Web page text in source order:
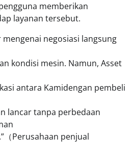
memberikan
layanan tersebut.
negosiasi langsung
kondisi mesin. Namun, Asset
antara Kamidengan pembeli
lancar tanpa perbedaan
（Perusahaan penjual